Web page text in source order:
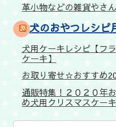
革小物などの雑貨やさ
犬のおやつレシピ
犬用ケーキレシピ【フ
ケーキ】
お取り寄せ☆おすすめ
通販特集！２０２０年
め犬用クリスマスケー